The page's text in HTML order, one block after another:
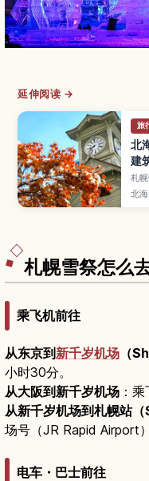
延伸阅读 →
旅
北
建
札
历
场
北
札幌雪祭怎么
乘飞机前往
从东京到新千岁机场 （
小时30分。
从大阪到新千岁机场 ：
从新千岁机场到札幌站
场号（JR Rapid Airport
电车・巴士前往